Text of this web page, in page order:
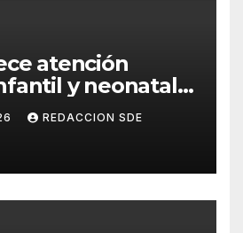
atención
y neonatal
estrategias y
la Red Pública de
REDACCION SDE